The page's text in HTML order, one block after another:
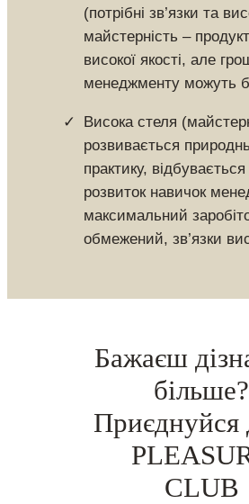
(потрібні зв’язки та
майстерність –
високої якості, але
менеджменту можуть
Висока стеля
розвивається
практику,
розвиток навичок
максимальний
обмежений, зв’язки
Бажаєш
більше?
CLUB